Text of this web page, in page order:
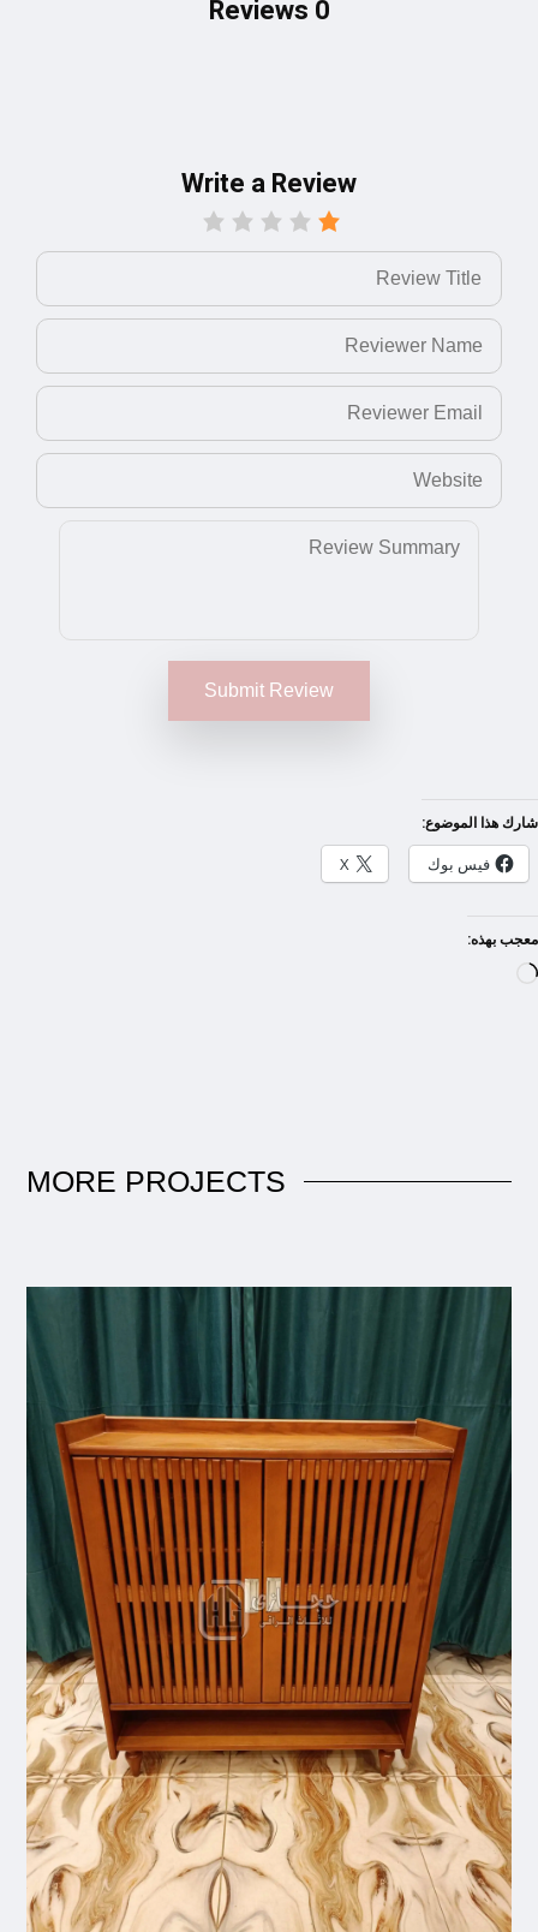
0 Reviews
Write a Review
Submit Review
شارك هذا الموضوع:
فيس بوك
X
معجب بهذه:
MORE PROJECTS